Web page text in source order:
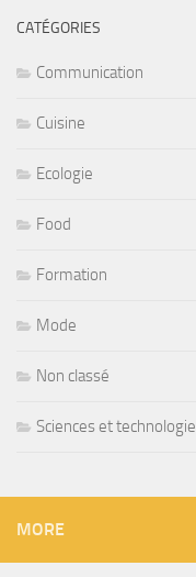
CATÉGORIES
Communication
Cuisine
Ecologie
Food
Formation
Mode
Non classé
Sciences et technologie
MORE